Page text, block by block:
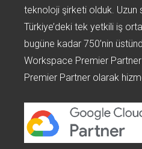
teknoloji şirketi olduk. Uzun
Türkiye’deki tek yetkili iş
bugüne kadar 750’nin
Workspace Premier
Premier Partner olarak